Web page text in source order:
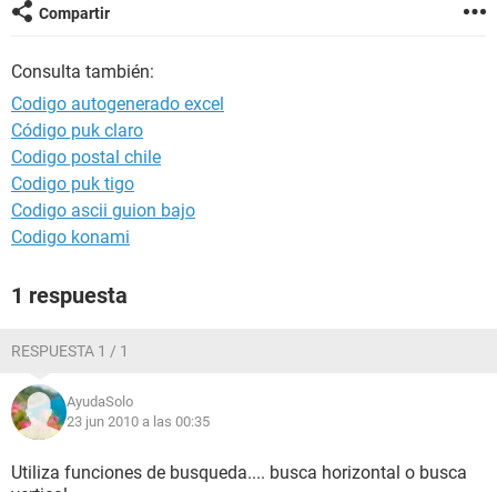
Compartir
Consulta también:
Codigo autogenerado excel
Código puk claro
Codigo postal chile
Codigo puk tigo
Codigo ascii guion bajo
Codigo konami
1 respuesta
RESPUESTA 1 / 1
AyudaSolo
23 jun 2010 a las 00:35
Utiliza funciones de busqueda.... busca horizontal o busca